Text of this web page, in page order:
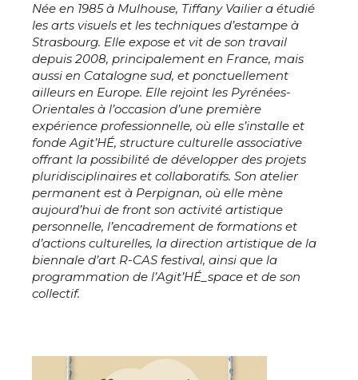
Adresse email*
Nom
Prénom
Statut / Organisation
J'accepte les
* Champ obligatoire
Adresse email*
Nom
Statut / Organisation
Née en 1985 à Mulhouse, Tiffany Vailier a étudié
les arts visuels et les techniques d’estampe à
Strasbourg. Elle expose et vit de son travail
depuis 2008, principalement en France, mais
aussi en Catalogne sud, et ponctuellement
ailleurs en Europe. Elle rejoint les Pyrénées-
Orientales à l’occasion d’une première
expérience professionnelle, où elle s’installe et
fonde Agit’HÉ, structure culturelle associative
offrant la possibilité de développer des projets
pluridisciplinaires et collaboratifs. Son atelier
permanent est à Perpignan, où elle mène
aujourd’hui de front son activité artistique
personnelle, l’encadrement de formations et
d’actions culturelles, la direction artistique de la
biennale d’art R-CAS festival, ainsi que la
programmation de l’Agit’HÉ_space et de son
collectif.